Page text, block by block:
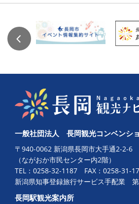
一般社団法人 長岡観光コンベンシ
〒940-0062 新潟県長岡市大手通2-2-6
（ながおか市民センター内2階）
TEL： 0258-32-1187 FAX：0258-31-
新潟県知事登録旅行サービス手配業
長岡駅観光案内所